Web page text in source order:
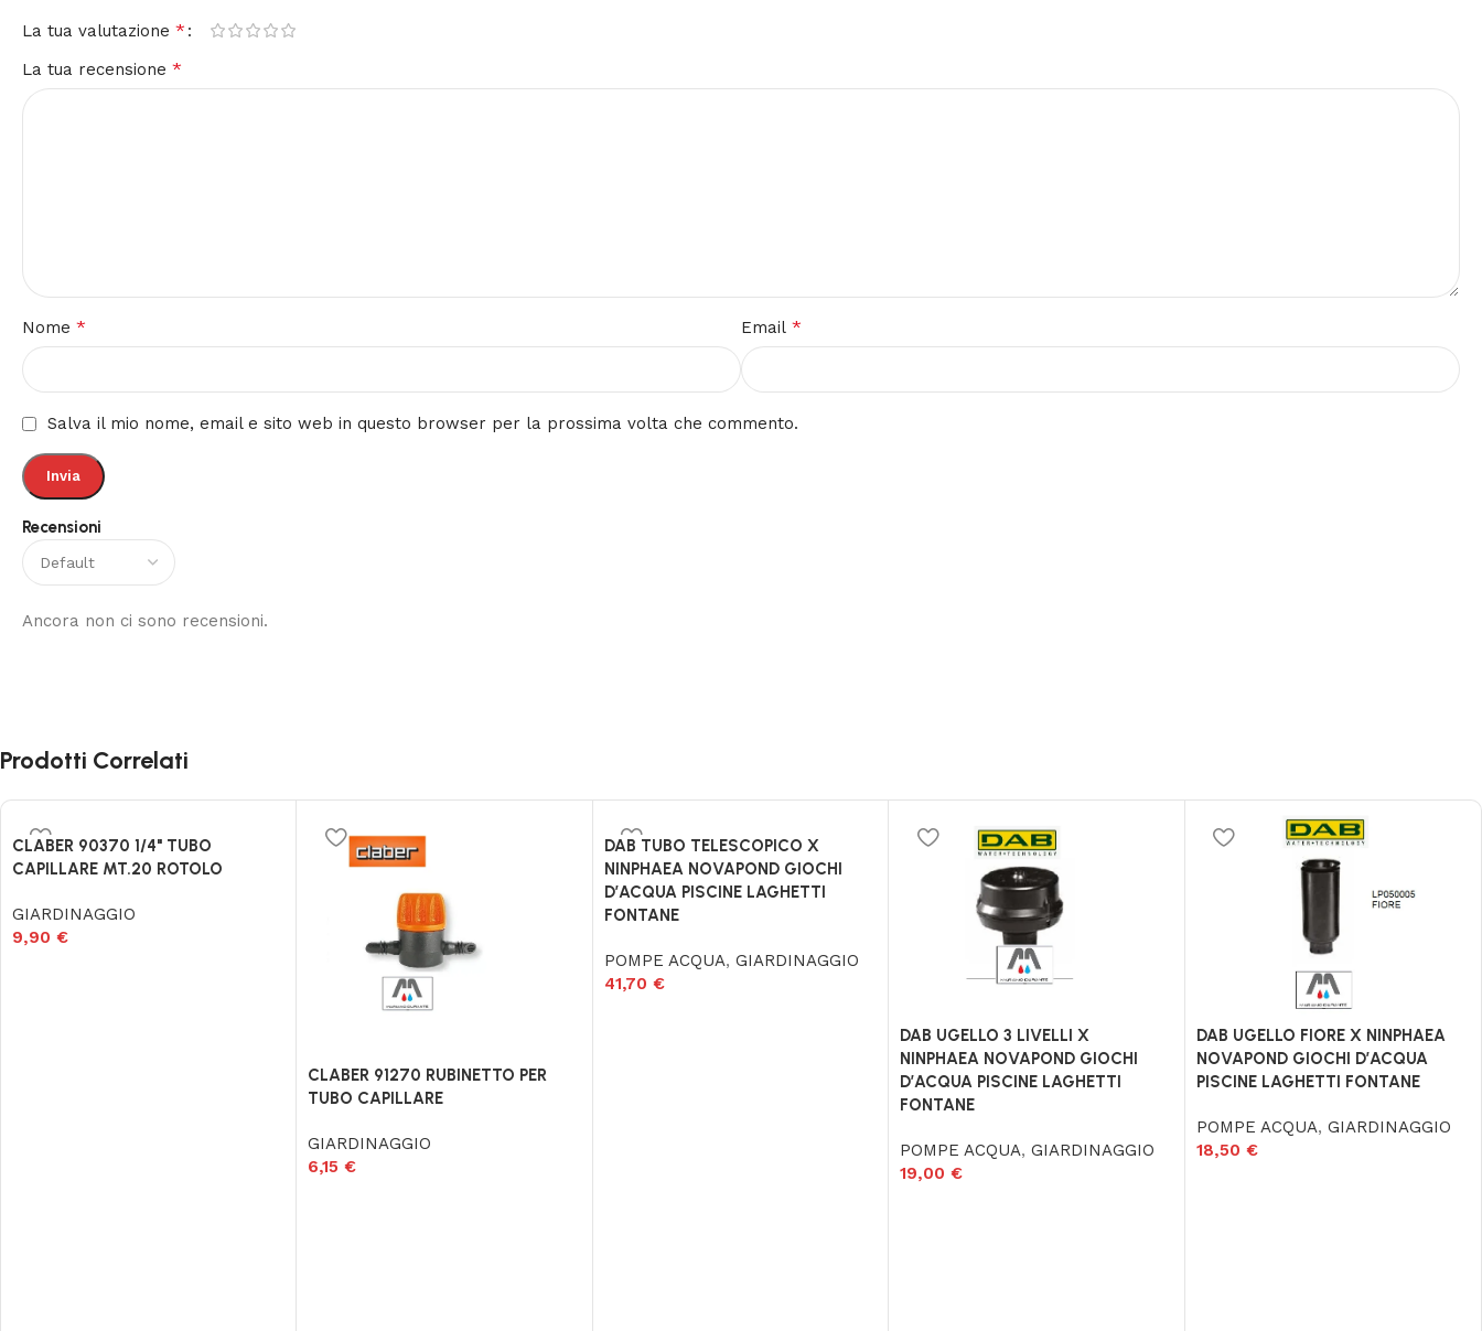
Recensioni
Ancora non ci sono recensioni.
La tua valutazione *
La tua recensione *
Nome * Email *
Salva il mio nome, email e sito web in questo browser per la prossima volta che commento.
Prodotti Correlati
CLABER 90370 1/4" TUBO
CAPILLARE MT.20 ROTOLO
GIARDINAGGIO
9,90 €
CLABER 91270 RUBINETTO PER
TUBO CAPILLARE
GIARDINAGGIO
6,15€
DAB TUBO TELESCOPICO X
NINPHAEA NOVAPOND GIOCHI
D’ACQUA PISCINE LAGHETTI
FONTANE
POMPE ACQUA, GIARDINAGGIO
41,70 €
DAB UGELLO 3 LIVELLI X
NINPHAEA NOVAPOND GIOCHI
D’ACQUA PISCINE LAGHETTI
FONTANE
POMPE ACQUA, GIARDINAGGIO
19,00€
DAB UGELLO FIORE X NINPHAEA
NOVAPOND GIOCHI D’ACQUA
PISCINE LAGHETTI FONTANE
POMPE ACQUA, GIARDINAGGIO
18,50 €